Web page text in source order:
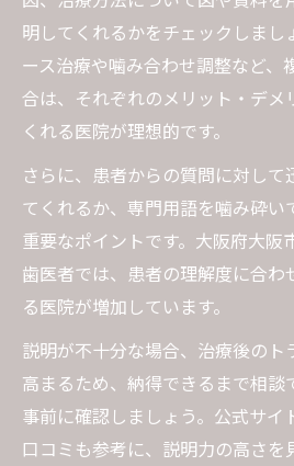
明してくれるかをチェックしまし
ース治療や噛み合わせ調整など、
合は、それぞれのメリット・デメ
くれる医院が理想的です。
さらに、患者からの質問に対して
てくれるか、専門用語を噛み砕い
重要なポイントです。大阪府大阪
歯医者では、患者の理解度に合わ
る医院が増加しています。
説明が不十分な場合、治療後のト
高まるため、納得できるまで相談
事前に確認しましょう。公式サイ
口コミも参考に、説明力の高さを